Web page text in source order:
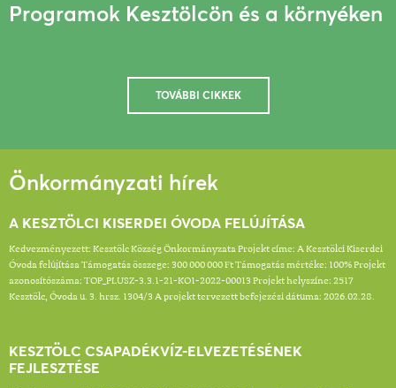
Programok Kesztölcön és a környéken
TOVÁBBI CIKKEK
Önkormányzati hírek
A KESZTÖLCI KISERDEI ÓVODA FELÚJÍTÁSA
Kedvezményezett: Kesztölc Község Önkormányzata Projekt címe: A Kesztölci Kiserdei
Óvoda felújítása Támogatás összege: 300 000 000 Ft Támogatás mértéke: 100% Projekt
azonosítószáma: TOP_PLUSZ-3.3.1-21-KO1-2022-00013 Projekt helyszíne: 2517
Kesztölc, Óvoda u. 3. hrsz. 1304/3 A projekt tervezett befejezési dátuma: 2026.02.28.
KESZTÖLC CSAPADÉKVÍZ-ELVEZETÉSÉNEK
FEJLESZTÉSE